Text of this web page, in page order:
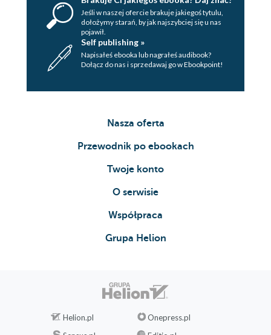
Jeśli w naszej ofercie brakuje jakiegoś tytulu,
dołożymy starań, by jak najszybciej się u nas
pojawił.
Self publishing »
Napisałeś ebooka lub nagrałeś audibook?
Dołącz do nas i sprzedawaj go w Ebookpoint!
Nasza oferta
Przewodnik po ebookach
Twoje konto
O serwisie
Współpraca
Grupa Helion
Helion.pl
Onepress.pl